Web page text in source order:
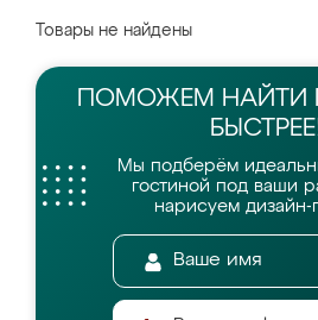
Товары не найдены
ПОМОЖЕМ НАЙТИ
Мы подберём
гостиной под ваши
нарисуем дизайн-